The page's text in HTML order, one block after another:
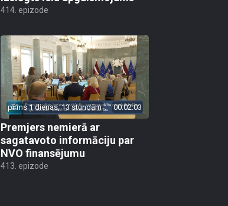
414. epizode
pirms 1 dienas, 13 stundām 00:02:03
Premjers nemierā ar
sagatavoto informāciju par
NVO finansējumu
413. epizode